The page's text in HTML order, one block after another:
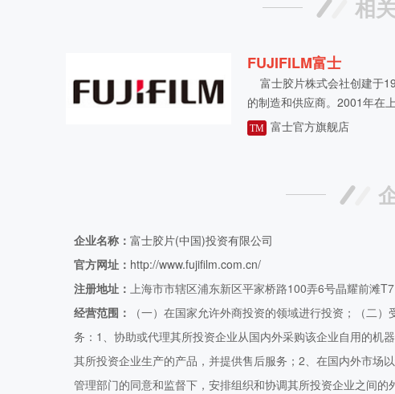
相
FUJIFILM富士
富士胶片株式会社创建于
的制造和供应商。2001年在
机、影像、医疗、印刷、高
年创建以来，不断以坚...
TM 富士官方旗舰店
企业名称： 富士胶片(中国)投资有限公司
官方网址： http://www.fujifilm.com.cn/
注册地址： 上海市市辖区浦东新区平家桥路100弄6号晶耀前滩
经营范围：
（一）在国家允许外商投资的领域进行投资；（二
务：1、协助或代理其所投资企业从国内外采购该企业自用的机
其所投资企业生产的产品，并提供售后服务；2、在国内外市场
管理部门的同意和监督下，安排组织和协调其所投资企业之间